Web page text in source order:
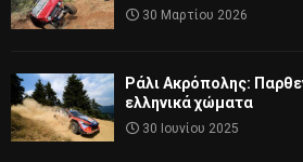
30 Μαρτίου 2026
Ράλι Ακρόπολης:
ελληνικά χώματα
30 Ιουνίου 2025